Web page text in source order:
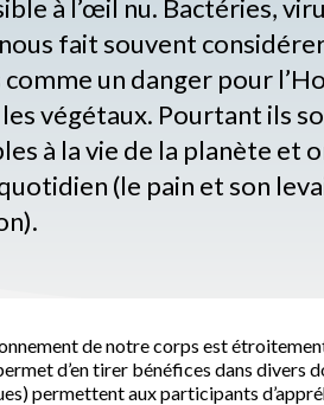
à l’œil nu. Bactéries,
fait souvent
un danger pour
végétaux. Pourtant ils
à la vie de la planète et
(le pain et son
de notre corps est
d’en tirer bénéfices dans
permettent aux participants